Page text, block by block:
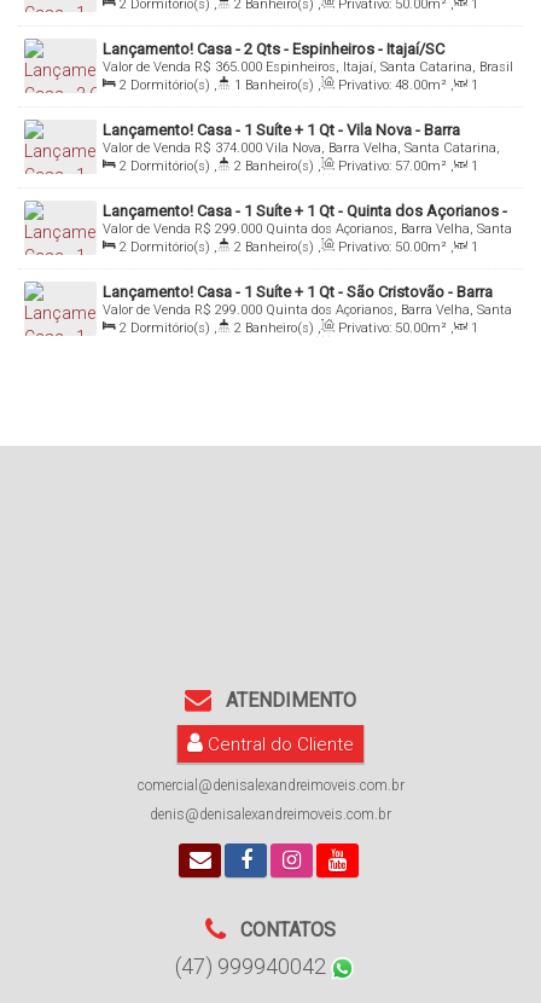
Brasil
2 Dormitório(s) , 2 Banheiro(s) , Privativo: 50.00m² ,
1
Sala(s) , 1 Suíte(s) , Total: 167.00m² , 1 Vaga(s)
Lançamento! Casa - 2 Qts - Espinheiros - Itajaí/SC
R$ 365.000
Valor de Venda
Espinheiros, Itajaí, Santa Catarina, Brasil
2 Dormitório(s) , 1 Banheiro(s) , Privativo: 48.00m² ,
1
Sala(s) , 1 Vaga(s)
Lançamento! Casa - 1 Suíte + 1 Qt - Vila Nova - Barra
Velha/Sc
R$ 374.000
Valor de Venda
Vila Nova, Barra Velha, Santa Catarina,
Brasil
2 Dormitório(s) , 2 Banheiro(s) , Privativo: 57.00m² ,
1
Sala(s) , 1 Suíte(s) , 1 Vaga(s) , Fundos: 21.00m ,
Frente:
6Lançamento! Casa - 1 Suíte + 1 Qt - Quinta dos Açorianos -
Barra Velha/SC
R$ 299.000
Valor de Venda
Quinta dos Açorianos, Barra Velha, Santa
Catarina, Brasil
2 Dormitório(s) , 2 Banheiro(s) , Privativo: 50.00m² ,
1
Sala(s) , 1 Suíte(s) , Total: 96.00m² , 1 Vaga(s)
Lançamento! Casa - 1 Suíte + 1 Qt - São Cristovão - Barra
Velha/SC
R$ 299.000
Valor de Venda
Quinta dos Açorianos, Barra Velha, Santa
Catarina, Brasil
2 Dormitório(s) , 2 Banheiro(s) , Privativo: 50.00m² ,
1
ATENDIMENTO
Central do Cliente
comercial@denisalexandreimoveis.com.br
denis@denisalexandreimoveis.com.br
CONTATOS
(47) 999940042